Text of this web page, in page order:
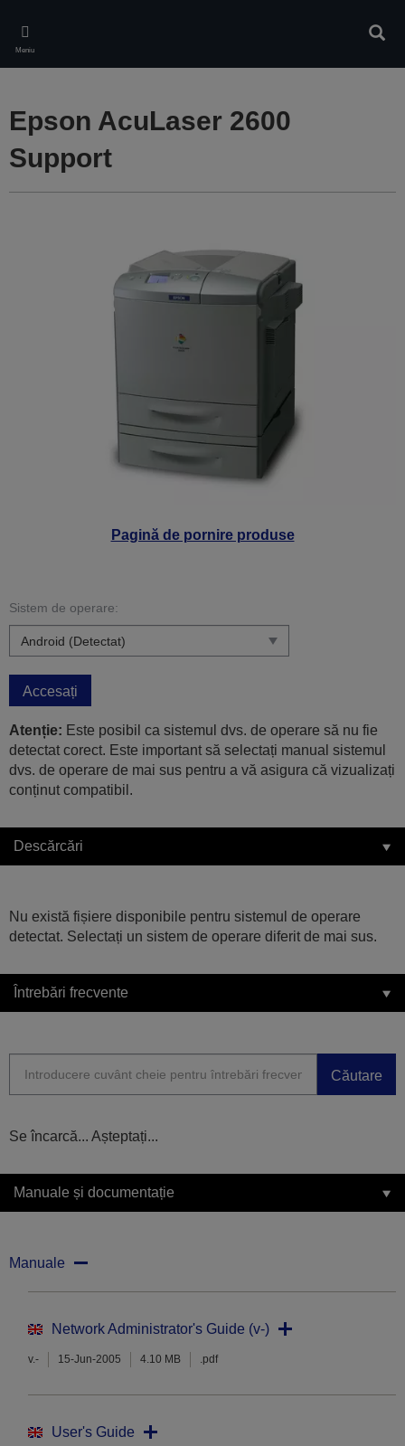
main
content
Meniu
Pagină de pornire produse
Epson AcuLaser 2600
Support
Sistem de operare:
Accesați
Atenție: Este posibil ca sistemul dvs. de operare să nu fie
detectat corect. Este important să selectați manual sistemul
dvs. de operare de mai sus pentru a vă asigura că vizualizați
conținut compatibil.
Descărcări
Nu există fișiere disponibile pentru sistemul de operare
detectat. Selectați un sistem de operare diferit de mai sus.
Întrebări frecvente
Căutare
Se încarcă... Așteptați...
Manuale și documentație
Manuale
Network Administrator's Guide (v-)
v.- 15-Jun-2005 4.10 MB .pdf
User's Guide